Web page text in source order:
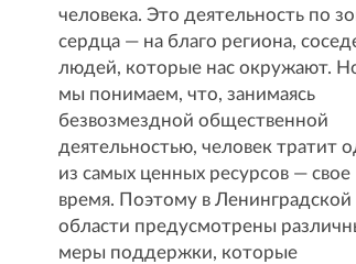
человека. Это деятельность по
сердца — на благо региона,
людей, которые нас окружают.
мы понимаем, что, занимаясь
безвозмездной общественной
деятельностью, человек тратит
из самых ценных ресурсов — свое
время. Поэтому в Ленинградской
области предусмотрены
меры поддержки, которые